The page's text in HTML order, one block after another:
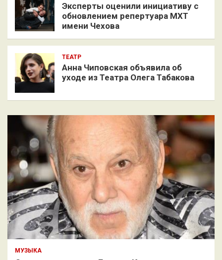
Эксперты оценили инициативу с
обновлением репертуара МХТ
имени Чехова
ТЕАТР
Анна Чиповская объявила об
уходе из Театра Олега Табакова
МУЗЫКА